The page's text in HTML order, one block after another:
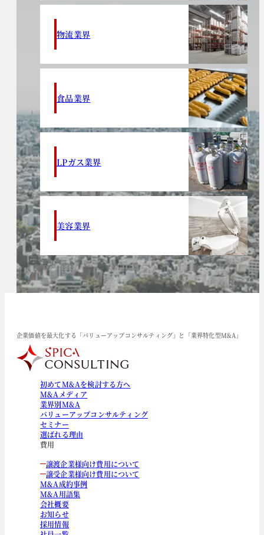
物流業界
食品業界
LPガス業界
美容業界
企業価値を最大化する「バリューアップコンサルティング」と「業界特化型M&A」
初めてM&Aを検討する方へ
M&Aメディア
業界別M&A
バリューアップコンサルティング
セミナー
選ばれる理由
費用
譲渡企業様向け費用について
譲受企業様向け費用について
M&A成約事例
M&A用語集
会社概要
お知らせ
採用情報